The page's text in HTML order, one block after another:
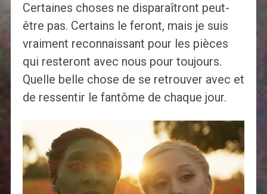
Certaines choses ne disparaîtront peut-
être pas. Certains le feront, mais je suis
vraiment reconnaissant pour les pièces
qui resteront avec nous pour toujours.
Quelle belle chose de se retrouver avec et
de ressentir le fantôme de chaque jour.